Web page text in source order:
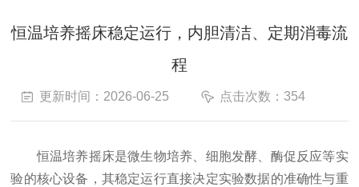
恒温培养摇床稳定运行，内胆清洁、定期消毒流
程
更新时间：2026-06-25 点击次数：354
恒温培养摇床是微生物培养、细胞发酵、酶促反应等实
验的核心设备，其稳定运行直接决定实验数据的准确性与重